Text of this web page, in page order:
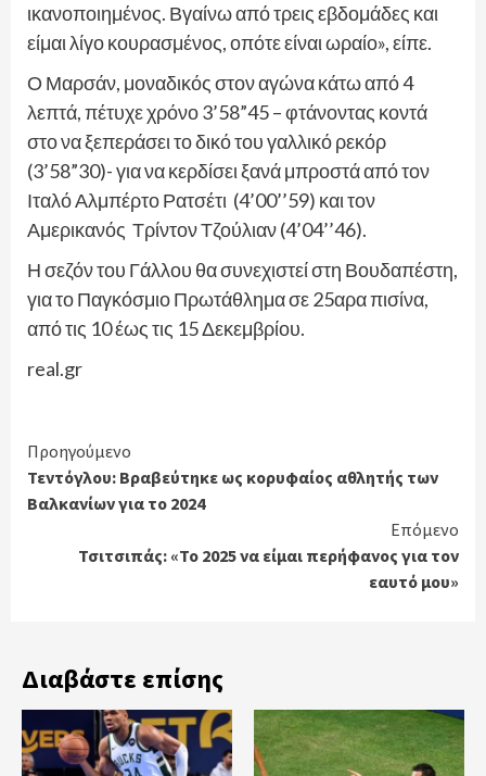
ικανοποιημένος. Βγαίνω από τρεις εβδομάδες και
είμαι λίγο κουρασμένος, οπότε είναι ωραίο», είπε.
Ο Μαρσάν, μοναδικός στον αγώνα κάτω από 4
λεπτά, πέτυχε χρόνο 3’58”45 – φτάνοντας κοντά
στο να ξεπεράσει το δικό του γαλλικό ρεκόρ
(3’58”30)- για να κερδίσει ξανά μπροστά από τον
Ιταλό Αλμπέρτο Ρατσέτι (4’00’’59) και τον
Αμερικανός Τρίντον Τζούλιαν (4’04’’46).
Η σεζόν του Γάλλου θα συνεχιστεί στη Βουδαπέστη,
για το Παγκόσμιο Πρωτάθλημα σε 25αρα πισίνα,
από τις 10 έως τις 15 Δεκεμβρίου.
real.gr
Continue
Reading
Προηγούμενο
Τεντόγλου: Βραβεύτηκε ως κορυφαίος αθλητής των
Βαλκανίων για το 2024
Επόμενο
Τσιτσιπάς: «Το 2025 να είμαι περήφανος για τον
εαυτό μου»
Διαβάστε επίσης